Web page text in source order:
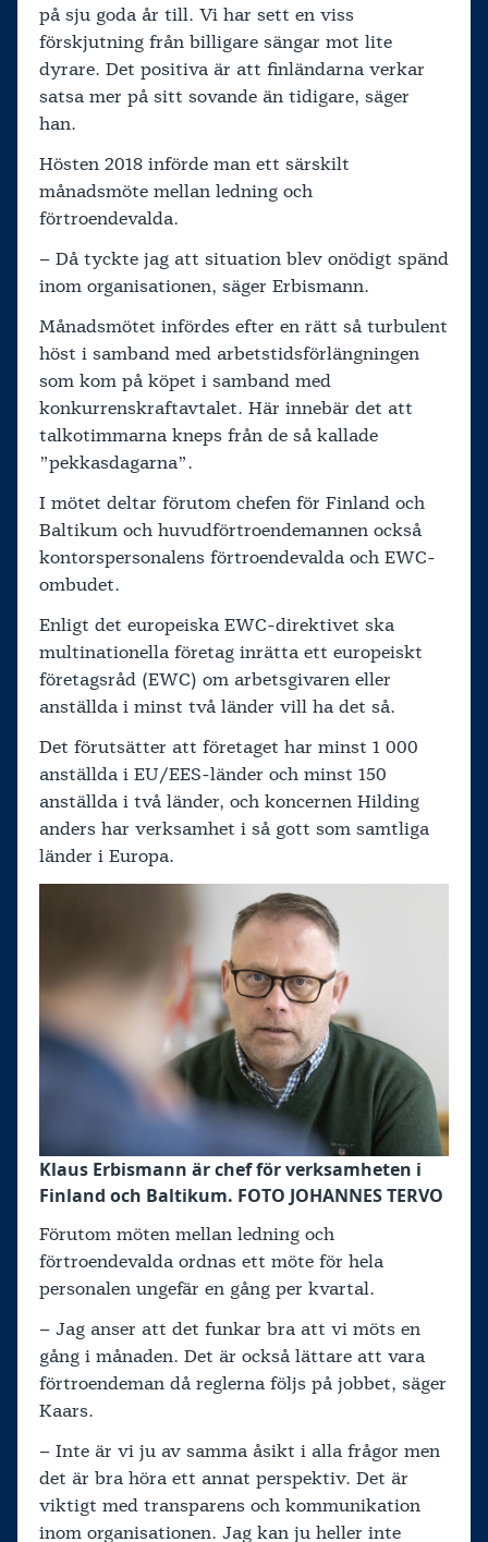
på sju goda år till. Vi har sett en viss
förskjutning från billigare sängar mot lite
dyrare. Det positiva är att finländarna verkar
satsa mer på sitt sovande än tidigare, säger
han.
Hösten 2018 införde man ett särskilt
månadsmöte mellan ledning och
förtroendevalda.
– Då tyckte jag att situation blev onödigt spänd
inom organisationen, säger Erbismann.
Månadsmötet infördes efter en rätt så turbulent
höst i samband med arbetstidsförlängningen
som kom på köpet i samband med
konkurrenskraftavtalet. Här innebär det att
talkotimmarna kneps från de så kallade
”pekkasdagarna”.
I mötet deltar förutom chefen för Finland och
Baltikum och huvudförtroendemannen också
kontorspersonalens förtroendevalda och EWC-
ombudet.
Enligt det europeiska EWC-direktivet ska
multinationella företag inrätta ett europeiskt
företagsråd (EWC) om arbetsgivaren eller
anställda i minst två länder vill ha det så.
Det förutsätter att företaget har minst 1 000
anställda i EU/EES-länder och minst 150
anställda i två länder, och koncernen Hilding
anders har verksamhet i så gott som samtliga
länder i Europa.
Klaus Erbismann är chef för verksamheten i
Finland och Baltikum. FOTO JOHANNES TERVO
Förutom möten mellan ledning och
förtroendevalda ordnas ett möte för hela
personalen ungefär en gång per kvartal.
– Jag anser att det funkar bra att vi möts en
gång i månaden. Det är också lättare att vara
förtroendeman då reglerna följs på jobbet, säger
Kaars.
– Inte är vi ju av samma åsikt i alla frågor men
det är bra höra ett annat perspektiv. Det är
viktigt med transparens och kommunikation
inom organisationen. Jag kan ju heller inte